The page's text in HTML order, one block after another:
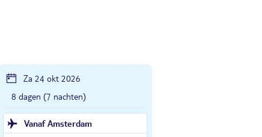
Za 24 okt 2026
8 dagen (7 nachten)
Vanaf Amsterdam